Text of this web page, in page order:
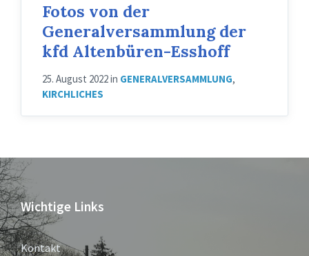
Fotos von der
Generalversammlung der
kfd Altenbüren-Esshoff
25. August 2022in GENERALVERSAMMLUNG,
KIRCHLICHES
Wichtige Links
Kontakt